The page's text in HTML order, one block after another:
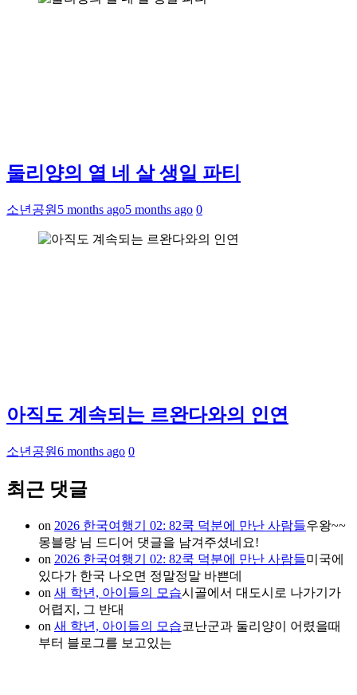
둘리양의 열 네 살 생일 파티
소년공원 5 months ago5 months ago 0
아직도 계속되는 르완다와의 인연
소년공원6 months ago 0
최근 댓글
on 2026 한국여행기 02: 82쿡 덕분에 만난 사람들우왕~~
몽블랑 님 드디어 댓글을 남겨주셨네요!
on 2026 한국여행기 02: 82쿡 덕분에 만난 사람들미국에
있다가 한국 나오면 정말정말 바쁜데
on 새 학년, 아이들의 모습시골에서 대도시로 나가기가
어렵지, 그 반대
on 새 학년, 아이들의 모습코난군과 둘리양이 어렸을때
부터 블로그를 보고있는